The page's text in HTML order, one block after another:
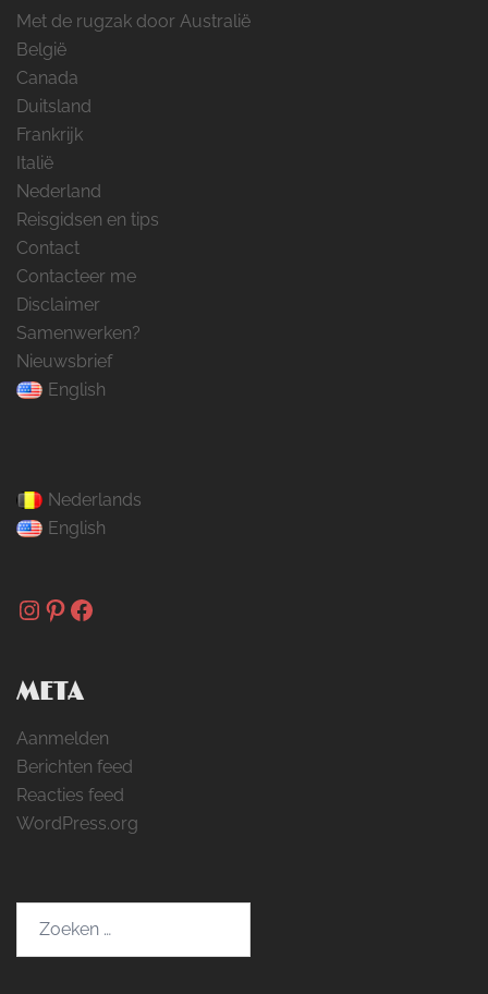
Met de rugzak door Australië
België
Canada
Duitsland
Frankrijk
Italië
Nederland
Reisgidsen en tips
Contact
Contacteer me
Disclaimer
Samenwerken?
Nieuwsbrief
English
Nederlands
English
Instagram
Pinterest
Facebook
META
Aanmelden
Berichten feed
Reacties feed
WordPress.org